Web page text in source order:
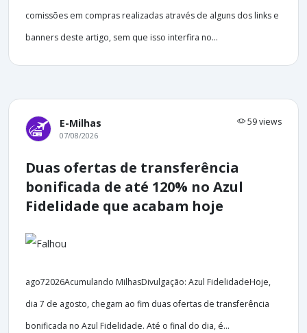
comissões em compras realizadas através de alguns dos links e
banners deste artigo, sem que isso interfira no...
E-Milhas 59 views
07/08/2026
Duas ofertas de transferência
bonificada de até 120% no Azul
Fidelidade que acabam hoje
ago72026Acumulando MilhasDivulgação: Azul FidelidadeHoje,
dia 7 de agosto, chegam ao fim duas ofertas de transferência
bonificada no Azul Fidelidade. Até o final do dia, é...